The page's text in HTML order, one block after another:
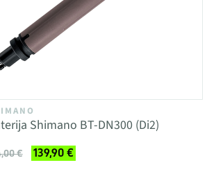
Shimano BT-DN300 (Di2)
€ 139,90 €